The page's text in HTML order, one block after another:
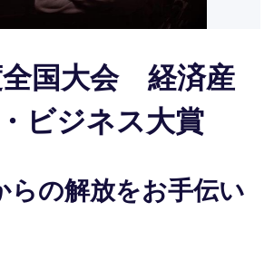
全国大会 経済産
ビジネス大賞
らの解放をお手伝い